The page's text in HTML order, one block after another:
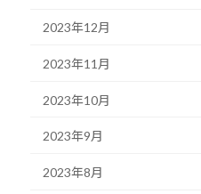
2023年12月
2023年11月
2023年10月
2023年9月
2023年8月